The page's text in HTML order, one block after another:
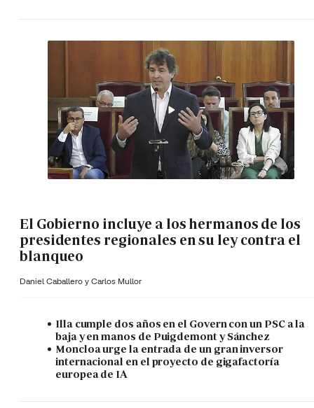
El Gobierno incluye a los hermanos de los
presidentes regionales en su ley contra el
blanqueo
Daniel Caballero y Carlos Mullor
Illa cumple dos años en el Govern con un PSC a la
baja y en manos de Puigdemont y Sánchez
Moncloa urge la entrada de un gran inversor
internacional en el proyecto de gigafactoría
europea de IA